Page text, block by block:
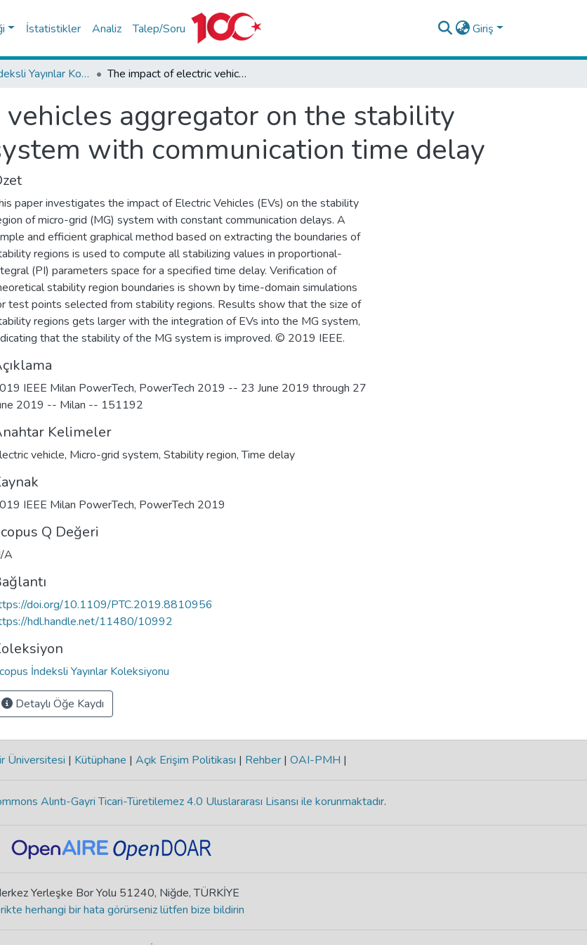
İstatistikler Analiz Talep/Soru Giriş
Scopus İndeksli Yayınlar Koleksiyonu The impact of electric vehicles aggregator on the stability region of micro-grid system with communication time delay
aggregator on the stability
with communication time delay
paper investigates the impact of Electric Vehicles (EVs) on the stability
of micro-grid (MG) system with constant communication delays. A
and efficient graphical method based on extracting the boundaries of
regions is used to compute all stabilizing values in proportional-
(PI) parameters space for a specified time delay. Verification of
stability region boundaries is shown by time-domain simulations
test points selected from stability regions. Results show that the size of
regions gets larger with the integration of EVs into the MG system,
that the stability of the MG system is improved. © 2019 IEEE.
IEEE Milan PowerTech, PowerTech 2019 -- 23 June 2019 through 27
2019 -- Milan -- 151192
Kelimeler
vehicle, Micro-grid system, Stability region,Time delay
IEEE Milan PowerTech, PowerTech 2019
Q Değeri
A
doi.org/10.1109/PTC.2019.8810956
hdl.handle.net/11480/10992
İndeksli Yayınlar Koleksiyonu
Detaylı Öğe Kaydı
Üniversitesi | Kütüphane | Açık Erişim Politikası | Rehber | OAI-PMH |
Alıntı-Gayri Ticari-Türetilemez 4.0 Uluslararası Lisansı ile korunmaktadır.
Yerleşke Bor Yolu 51240, Niğde, TÜRKİYE
herhangi bir hata görürseniz lütfen bize bildirin